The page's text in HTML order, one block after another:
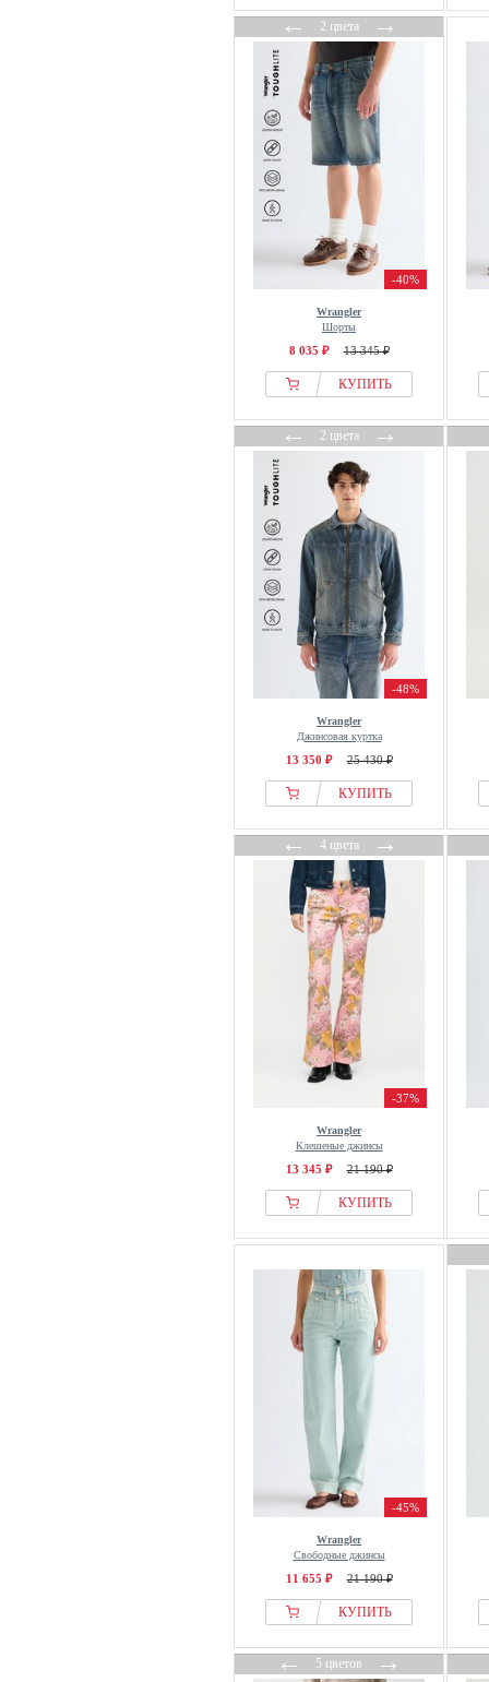
←2 цвета→
-40%
Wrangler
Шорты
8 035 ₽ 13 345 ₽
КУПИТЬ
←2 цвета→
-48%
Wrangler
Джинсовая куртка
13 350 ₽ 25 430 ₽
КУПИТЬ
←4 цвета→
-37%
Wrangler
Клешеные джинсы
13 345 ₽ 21 190 ₽
КУПИТЬ
-45%
Wrangler
Свободные джинсы
11 655 ₽ 21 190 ₽
КУПИТЬ
←5 цветов→